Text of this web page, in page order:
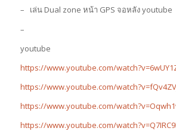
– เล่น Dual zone หน้า GPS จอหลัง youtube
–
youtube
https://www.youtube.com/
https://www.youtube.com/
https://www.youtube.com/
https://www.youtube.com/